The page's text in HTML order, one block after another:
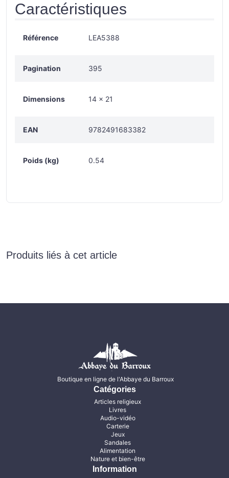
Caractéristiques
Référence LEA5388
Pagination 395
Dimensions 14 x 21
EAN 9782491683382
Poids (kg) 0.54
Produits liés à cet article
Boutique en ligne de l'Abbaye du Barroux
Catégories
Articles religieux
Livres
Audio-vidéo
Carterie
Jeux
Sandales
Alimentation
Nature et bien-être
Information